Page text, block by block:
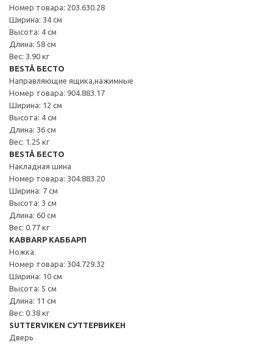
Номер товара: 203.630.28
Ширина: 34 см
Высота: 4 см
Длина: 58 см
Вес: 3.90 кг
BESTÅ БЕСТО
Направляющие ящика,нажимные
Номер товара: 904.883.17
Ширина: 12 см
Высота: 4 см
Длина: 36 см
Вес: 1.25 кг
BESTÅ БЕСТО
Накладная шина
Номер товара: 304.883.20
Ширина: 7 см
Высота: 3 см
Длина: 60 см
Вес: 0.77 кг
KABBARP КАББАРП
Ножка
Номер товара: 304.729.32
Ширина: 10 см
Высота: 5 см
Длина: 11 см
Вес: 0.38 кг
SUTTERVIKEN СУТТЕРВИКЕН
Дверь